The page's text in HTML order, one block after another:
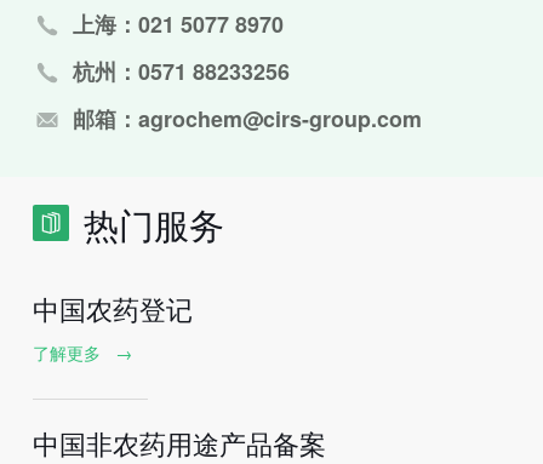
上海：021 5077 8970
杭州：0571 88233256
邮箱：agrochem@cirs-group.com
热门服务
中国农药登记
了解更多 →
中国非农药用途产品备案